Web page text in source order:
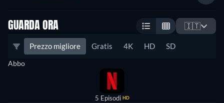
GUARDA ORA 🇮🇹
Prezzo migliore Gratis 4K HD SD
Abbo
5 Episodi HD